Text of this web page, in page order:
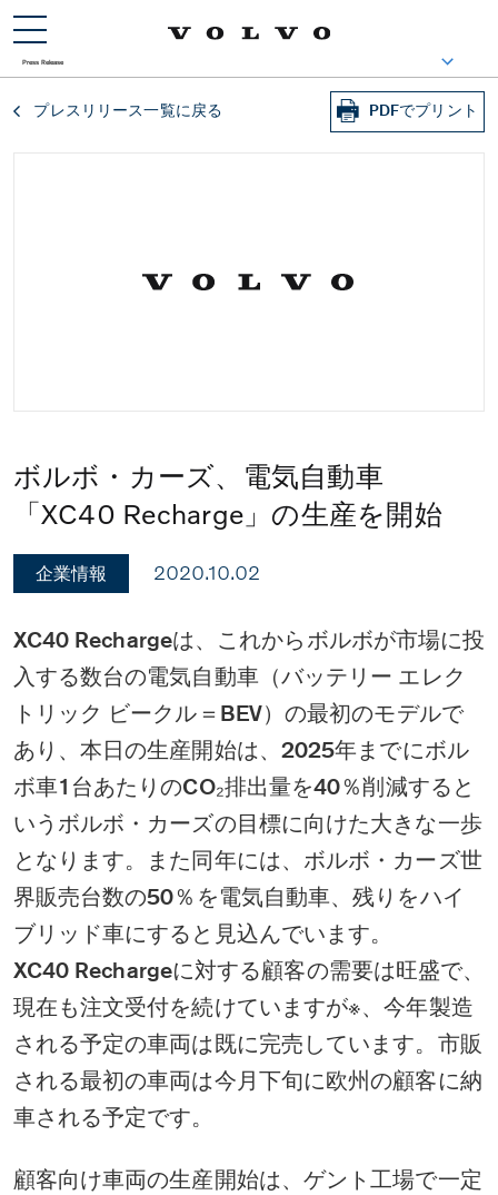
Press Release
Press Release
プレスリリース一覧に戻る PDFでプリント
ボルボ・カーズ、電気自動車
「XC40 Recharge」の生産を開始
企業情報 2020.10.02
XC40 Rechargeは、これからボルボが市場に投
入する数台の電気自動車（バッテリー エレク
トリック ビークル＝BEV）の最初のモデルで
あり、本日の生産開始は、2025年までにボル
ボ車1台あたりのCO₂排出量を40％削減すると
いうボルボ・カーズの目標に向けた大きな一歩
となります。また同年には、ボルボ・カーズ世
界販売台数の50％を電気自動車、残りをハイ
ブリッド車にすると見込んでいます。
XC40 Rechargeに対する顧客の需要は旺盛で、
現在も注文受付を続けていますが※、今年製造
される予定の車両は既に完売しています。市販
される最初の車両は今月下旬に欧州の顧客に納
車される予定です。
顧客向け車両の生産開始は、ゲント工場で一定